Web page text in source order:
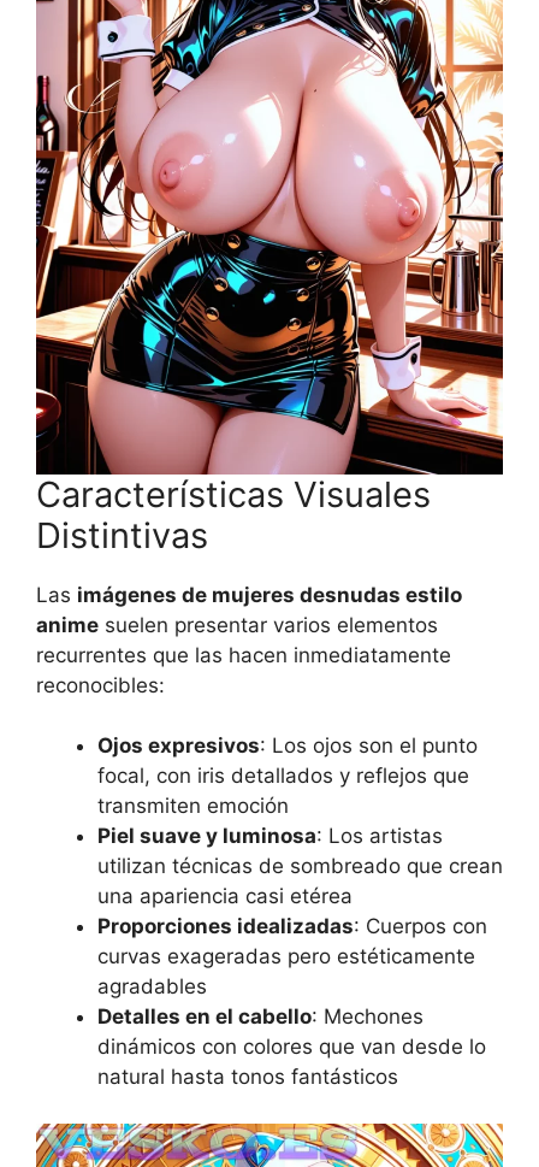
Características Visuales
Distintivas
Las imágenes de mujeres desnudas estilo
anime suelen presentar varios elementos
recurrentes que las hacen inmediatamente
reconocibles:
Ojos expresivos: Los ojos son el punto
focal, con iris detallados y reflejos que
transmiten emoción
Piel suave y luminosa: Los artistas
utilizan técnicas de sombreado que crean
una apariencia casi etérea
Proporciones idealizadas: Cuerpos con
curvas exageradas pero estéticamente
agradables
Detalles en el cabello: Mechones
dinámicos con colores que van desde lo
natural hasta tonos fantásticos